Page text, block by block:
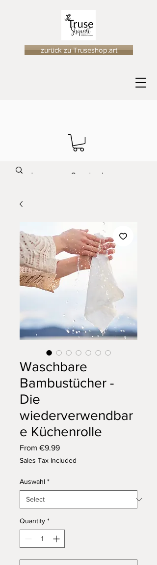
zurück zu Truseshop.art
Waschbare
Bambustücher -
Die
wiederverwendbar
e Küchenrolle
From €9.99Sale
Sales Tax Included
Auswahl *
Quantity *